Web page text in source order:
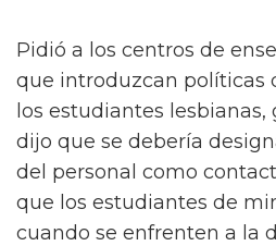
Pidió a los centros de
que introduzcan políticas
los estudiantes lesbianas,
dijo que se debería
del personal como
que los estudiantes de
cuando se enfrenten a la